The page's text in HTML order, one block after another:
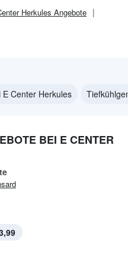
Herkules Angebote
Center Herkules
BEI E CENTER